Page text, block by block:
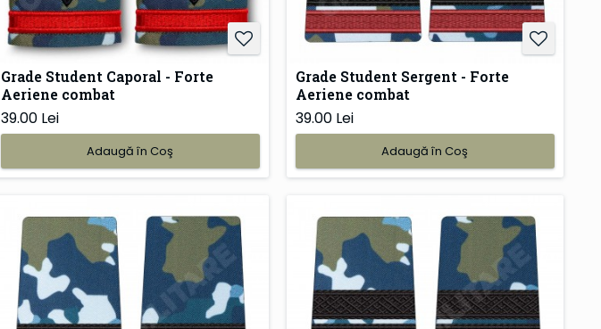
Grade Student Caporal - Forte
Aeriene combat
39.00 Lei
Adaugă în Coş
Grade Student Sergent - Forte
Aeriene combat
39.00 Lei
Adaugă în Coş